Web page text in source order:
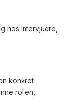
hos intervjuere,
konkret
rollen,